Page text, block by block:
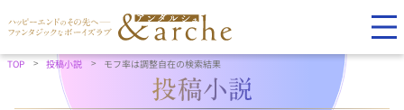
TOP 投稿小説 モフ率は調整自在の検索結果